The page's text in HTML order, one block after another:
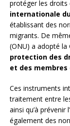
protéger les droits
internationale
établissant des
migrants. De
(ONU) a adopté la
protection des
et des
Ces instruments
traitement entre
ainsi qu’à
également des